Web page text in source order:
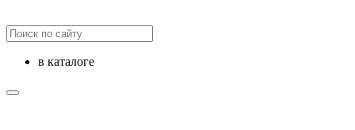
в каталоге